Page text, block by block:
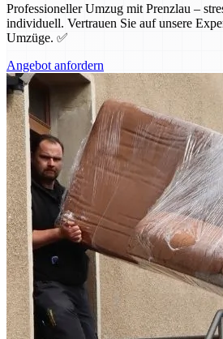
Professioneller Umzug mit Prenzlau –
individuell. Vertrauen Sie auf unsere
Umzüge. ✅
Angebot anfordern